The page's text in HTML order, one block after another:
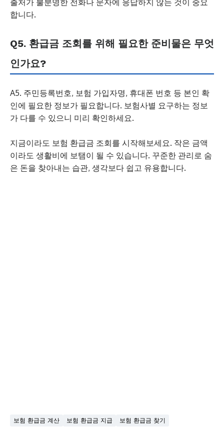
출처가 불분명한 전화나 문자에 응답하지 않는 것이 중요
합니다.
Q5. 환급금 조회를 위해 필요한 준비물은 무엇
인가요?
A5. 주민등록번호, 보험 가입자명, 휴대폰 번호 등 본인 확
인에 필요한 정보가 필요합니다. 보험사별 요구하는 정보
가 다를 수 있으니 미리 확인하세요.
지금이라도 보험 환급금 조회를 시작해보세요. 작은 금액
이라도 생활비에 보탬이 될 수 있습니다. 꾸준한 관리로 숨
은 돈을 찾아내는 습관, 생각보다 쉽고 유용합니다.
보험 환급금 계산 보험 환급금 지급 보험 환급금 찾기